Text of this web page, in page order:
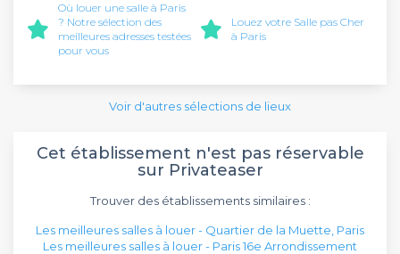
Où louer une salle à Paris
? Notre sélection des
meilleures adresses testées
pour vous
Louez votre Salle pas Cher
à Paris
Voir d'autres sélections de lieux
Cet établissement n'est pas réservable
sur Privateaser
Trouver des établissements similaires :
Les meilleures salles à louer - Quartier de la Muette, Paris
Les meilleures salles à louer - Paris 16e Arrondissement